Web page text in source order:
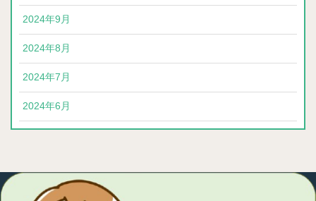
2024年9月
2024年8月
2024年7月
2024年6月